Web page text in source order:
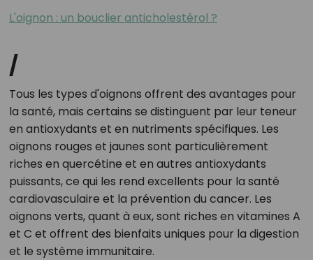
L'oignon : un bouclier anticholestérol ?
/
Tous les types d'oignons offrent des avantages pour
la santé, mais certains se distinguent par leur teneur
en antioxydants et en nutriments spécifiques. Les
oignons rouges et jaunes sont particulièrement
riches en quercétine et en autres antioxydants
puissants, ce qui les rend excellents pour la santé
cardiovasculaire et la prévention du cancer. Les
oignons verts, quant à eux, sont riches en vitamines A
et C et offrent des bienfaits uniques pour la digestion
et le système immunitaire.